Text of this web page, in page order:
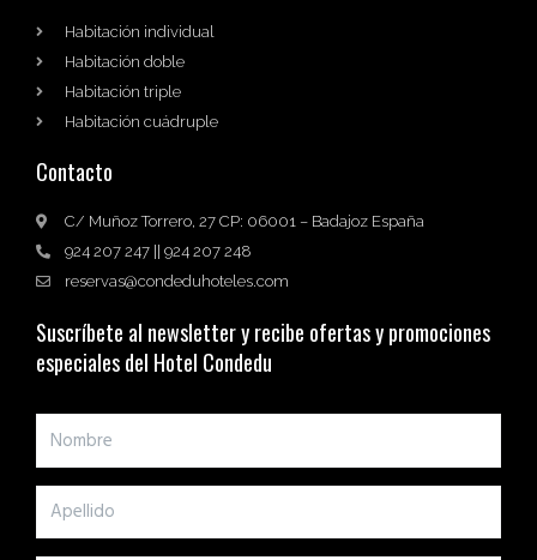
Habitación individual
Habitación doble
Habitación triple
Habitación cuádruple
Contacto
C/ Muñoz Torrero, 27 CP: 06001 – Badajoz España
924 207 247 || 924 207 248
reservas@condeduhoteles.com
Suscríbete al newsletter y recibe ofertas y promociones
especiales del Hotel Condedu